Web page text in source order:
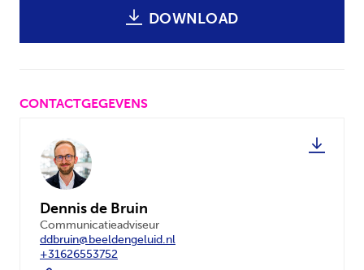
DOWNLOAD
CONTACTGEGEVENS
Dennis de Bruin
Communicatieadviseur
ddbruin@beeldengeluid.nl
+31626553752